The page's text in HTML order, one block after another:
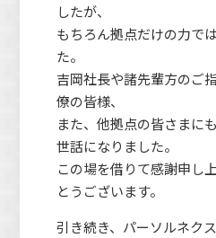
したが、
もちろん拠点だけの力で
た。
吉岡社長や諸先輩方のご
僚の皆様、
また、他拠点の皆さまに
世話になりました。
この場を借りて感謝申し
とうございます。
引き続き、パーソルネク